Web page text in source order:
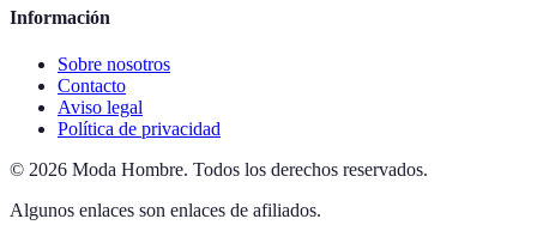
Información
Sobre nosotros
Contacto
Aviso legal
Política de privacidad
© 2026 Moda Hombre. Todos los derechos reservados.
Algunos enlaces son enlaces de afiliados.